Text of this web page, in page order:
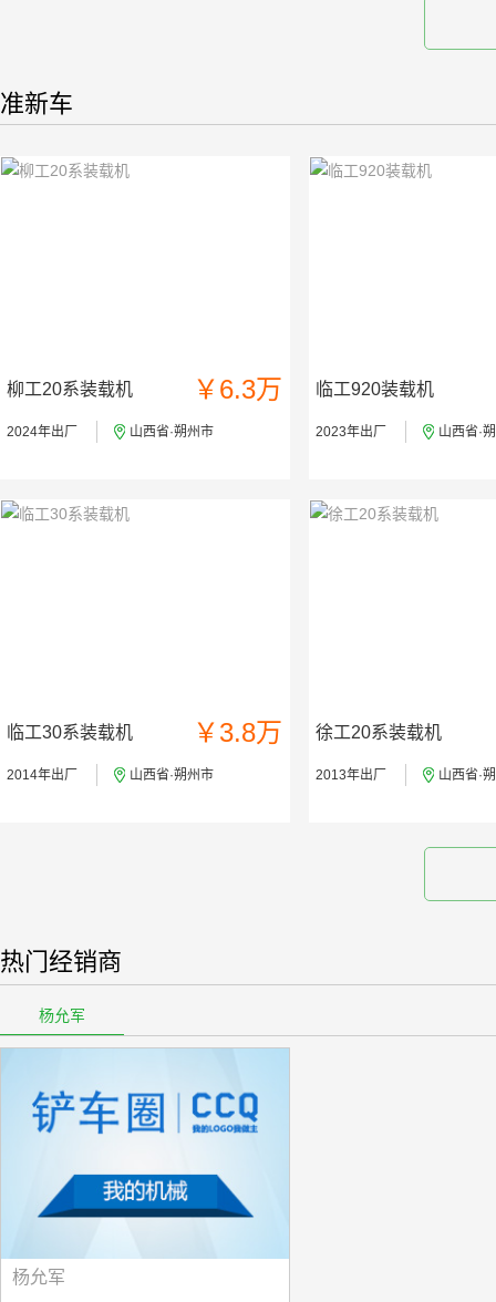
准新车
柳工20系装载机 ￥6.3万
2024年出厂 山西省·朔州市
临工920装载机
2023年出厂 山西省·
临工30系装载机 ￥3.8万
2014年出厂 山西省·朔州市
徐工20系装载机
2013年出厂 山西省·
热门经销商
杨允军
杨允军